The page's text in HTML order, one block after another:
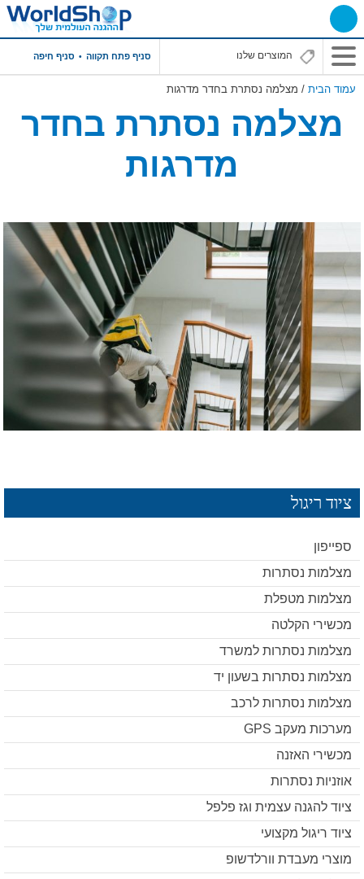
סניף פתח תקווה סניף חיפה
עמוד הבית / מצלמה נסתרת בחדר מדרגות
מצלמה נסתרת בחדר
מדרגות
ציוד ריגול
ספייפון
מצלמות נסתרות
מצלמות מטפלת
מכשירי הקלטה
מצלמות נסתרות למשרד
מצלמות נסתרות בשעון יד
מצלמות נסתרות לרכב
מערכות מעקב GPS
מכשירי האזנה
אוזניות נסתרות
ציוד להגנה עצמית וגז פלפל
ציוד ריגול מקצועי
מוצרי מעבדת וורלדשופ